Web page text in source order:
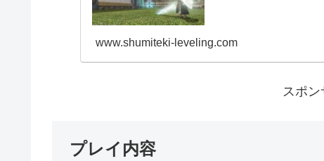
www.shumiteki-leveling.com
スポン
プレイ内容